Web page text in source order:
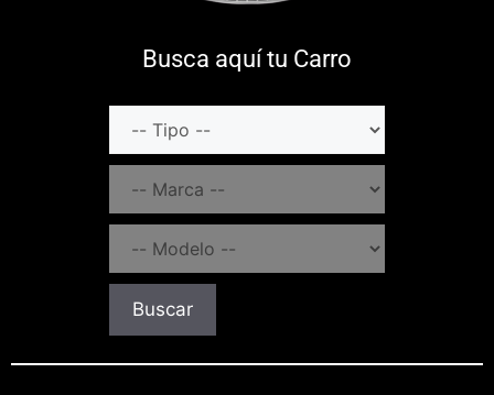
Busca aquí tu Carro
Buscar